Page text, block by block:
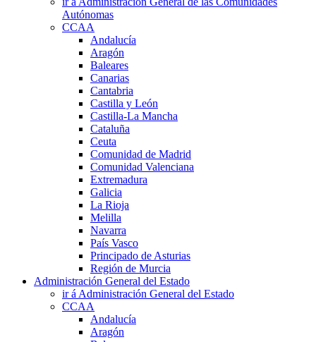
Autónomas
CCAA
Andalucía
Aragón
Baleares
Canarias
Cantabria
Castilla y León
Castilla-La Mancha
Cataluña
Ceuta
Comunidad de Madrid
Comunidad Valenciana
Extremadura
Galicia
La Rioja
Melilla
Navarra
País Vasco
Principado de Asturias
Región de Murcia
Administración General del Estado
ir á Administración General del Estado
CCAA
Andalucía
Aragón